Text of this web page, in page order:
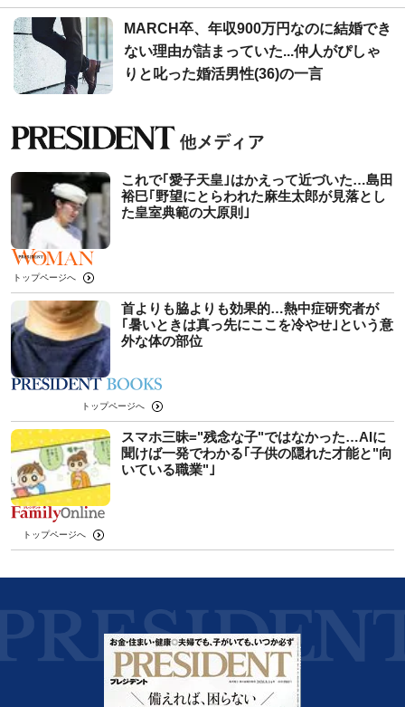
MARCH卒、年収900万円なのに結婚でき
ない理由が詰まっていた...仲人がぴしゃ
りと叱った婚活男性(36)の一言
これで｢愛子天皇｣はかえって近づいた…島田
裕巳｢野望にとらわれた麻生太郎が見落とし
た皇室典範の大原則｣
トップページへ
首よりも脇よりも効果的…熱中症研究者が
｢暑いときは真っ先にここを冷やせ｣という意
外な体の部位
トップページへ
スマホ三昧="残念な子"ではなかった…AIに
聞けば一発でわかる｢子供の隠れた才能と"向
いている職業"｣
トップページへ